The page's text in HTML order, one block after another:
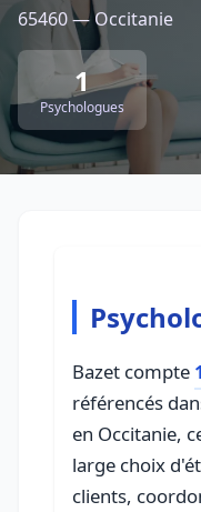
65460 — Occitanie
1
Psychologues
Bazet compte
référencés
en Occitanie,
large choix
clients,